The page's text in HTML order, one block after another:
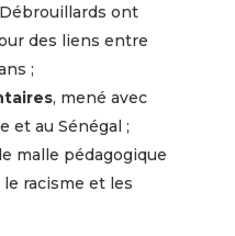
ont
des liens entre
;
, mené avec
et au Sénégal ;
malle pédagogique
racisme et les